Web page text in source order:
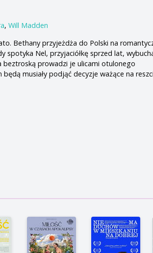
,Will Madden
Bethany przyjeżdża do Polski na
spotyka Nel, przyjaciółkę sprzed lat,
beztroską prowadzi je ulicami otulonego
musiały podjąć decyzje ważące na